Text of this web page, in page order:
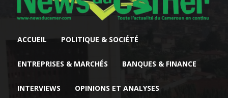
ACCUEIL POLITIQUE & SOCIÉTÉ
ENTREPRISES & MARCHÉS BANQUES & FINANCE
INTERVIEWS OPINIONS ET ANALYSES